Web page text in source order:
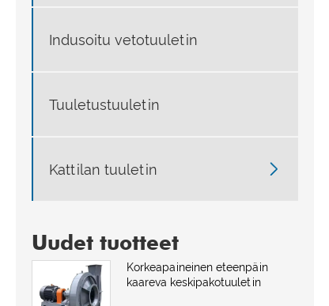
Indusoitu vetotuuletin
Tuuletustuuletin
Kattilan tuuletin 
Uudet tuotteet
Korkeapaineinen eteenpäin
kaareva keskipakotuuletin